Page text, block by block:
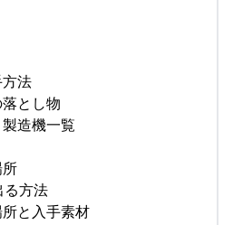
法
とし物
造機一覧
る方法
と入手素材